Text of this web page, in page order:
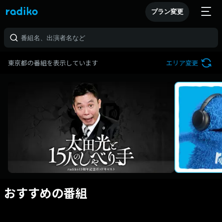
プラン変更
東京都の番組を表示しています エリア変更
おすすめの番組